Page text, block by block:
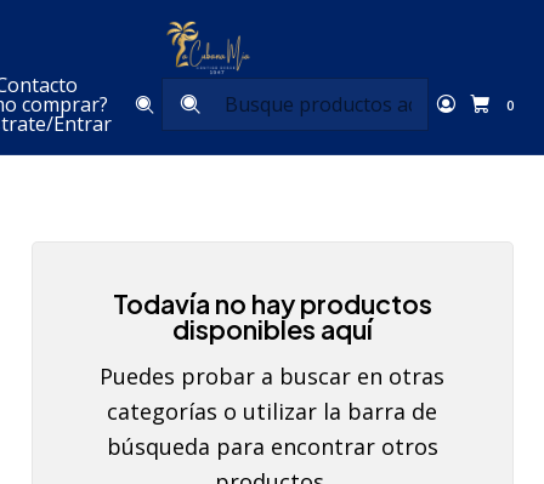
comprar?
Entrar
0
Inicio
Huevos
Todavía no hay productos
disponibles aquí
Puedes probar a buscar en otras
categorías o utilizar la barra de
búsqueda para encontrar otros